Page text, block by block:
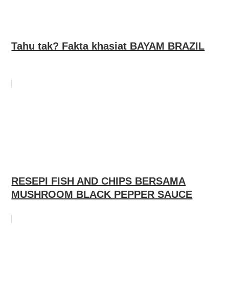
Tahu tak? Fakta khasiat BAYAM BRAZIL
RESEPI FISH AND CHIPS BERSAMA
MUSHROOM BLACK PEPPER SAUCE